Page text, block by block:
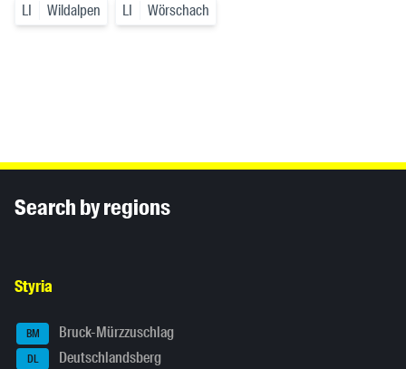
LI Wildalpen LI Wörschach
Search by regions
Styria
BM Bruck-Mürzzuschlag
DL Deutschlandsberg